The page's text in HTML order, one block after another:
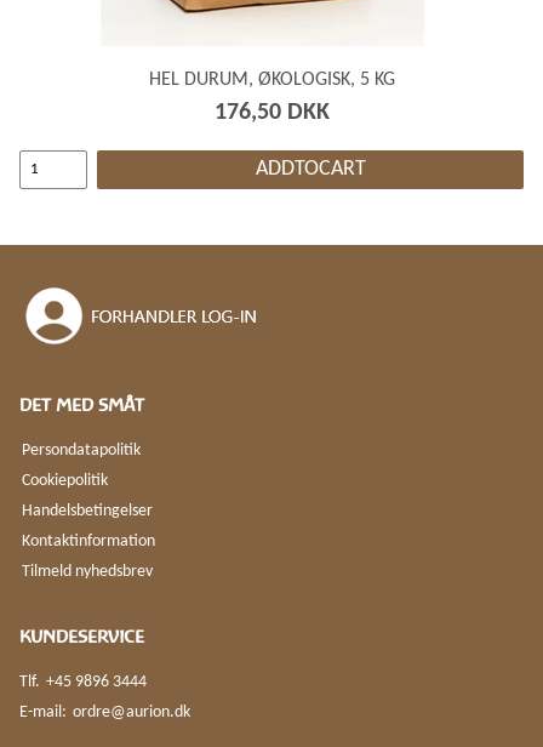
HEL DURUM, ØKOLOGISK, 5 KG
176,50 DKK
ADDTOCART
DET MED SMÅT
Persondatapolitik
Cookiepolitik
Handelsbetingelser
Kontaktinformation
Tilmeld nyhedsbrev
KUNDESERVICE
Tlf. +45 9896 3444
E-mail: ordre@aurion.dk